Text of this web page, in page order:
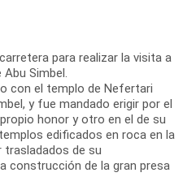
para realizar la visita a
Simbel.
con el templo de Nefertari
y fue mandado erigir por el
honor y otro en el de su
edificados en roca en la
trasladados de su
construcción de la gran presa